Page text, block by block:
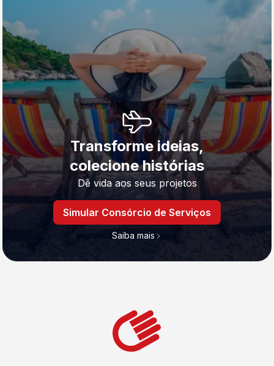
Transforme ideias,
colecione histórias
Dê vida aos seus projetos
Simular Consórcio de Serviços
Saiba mais